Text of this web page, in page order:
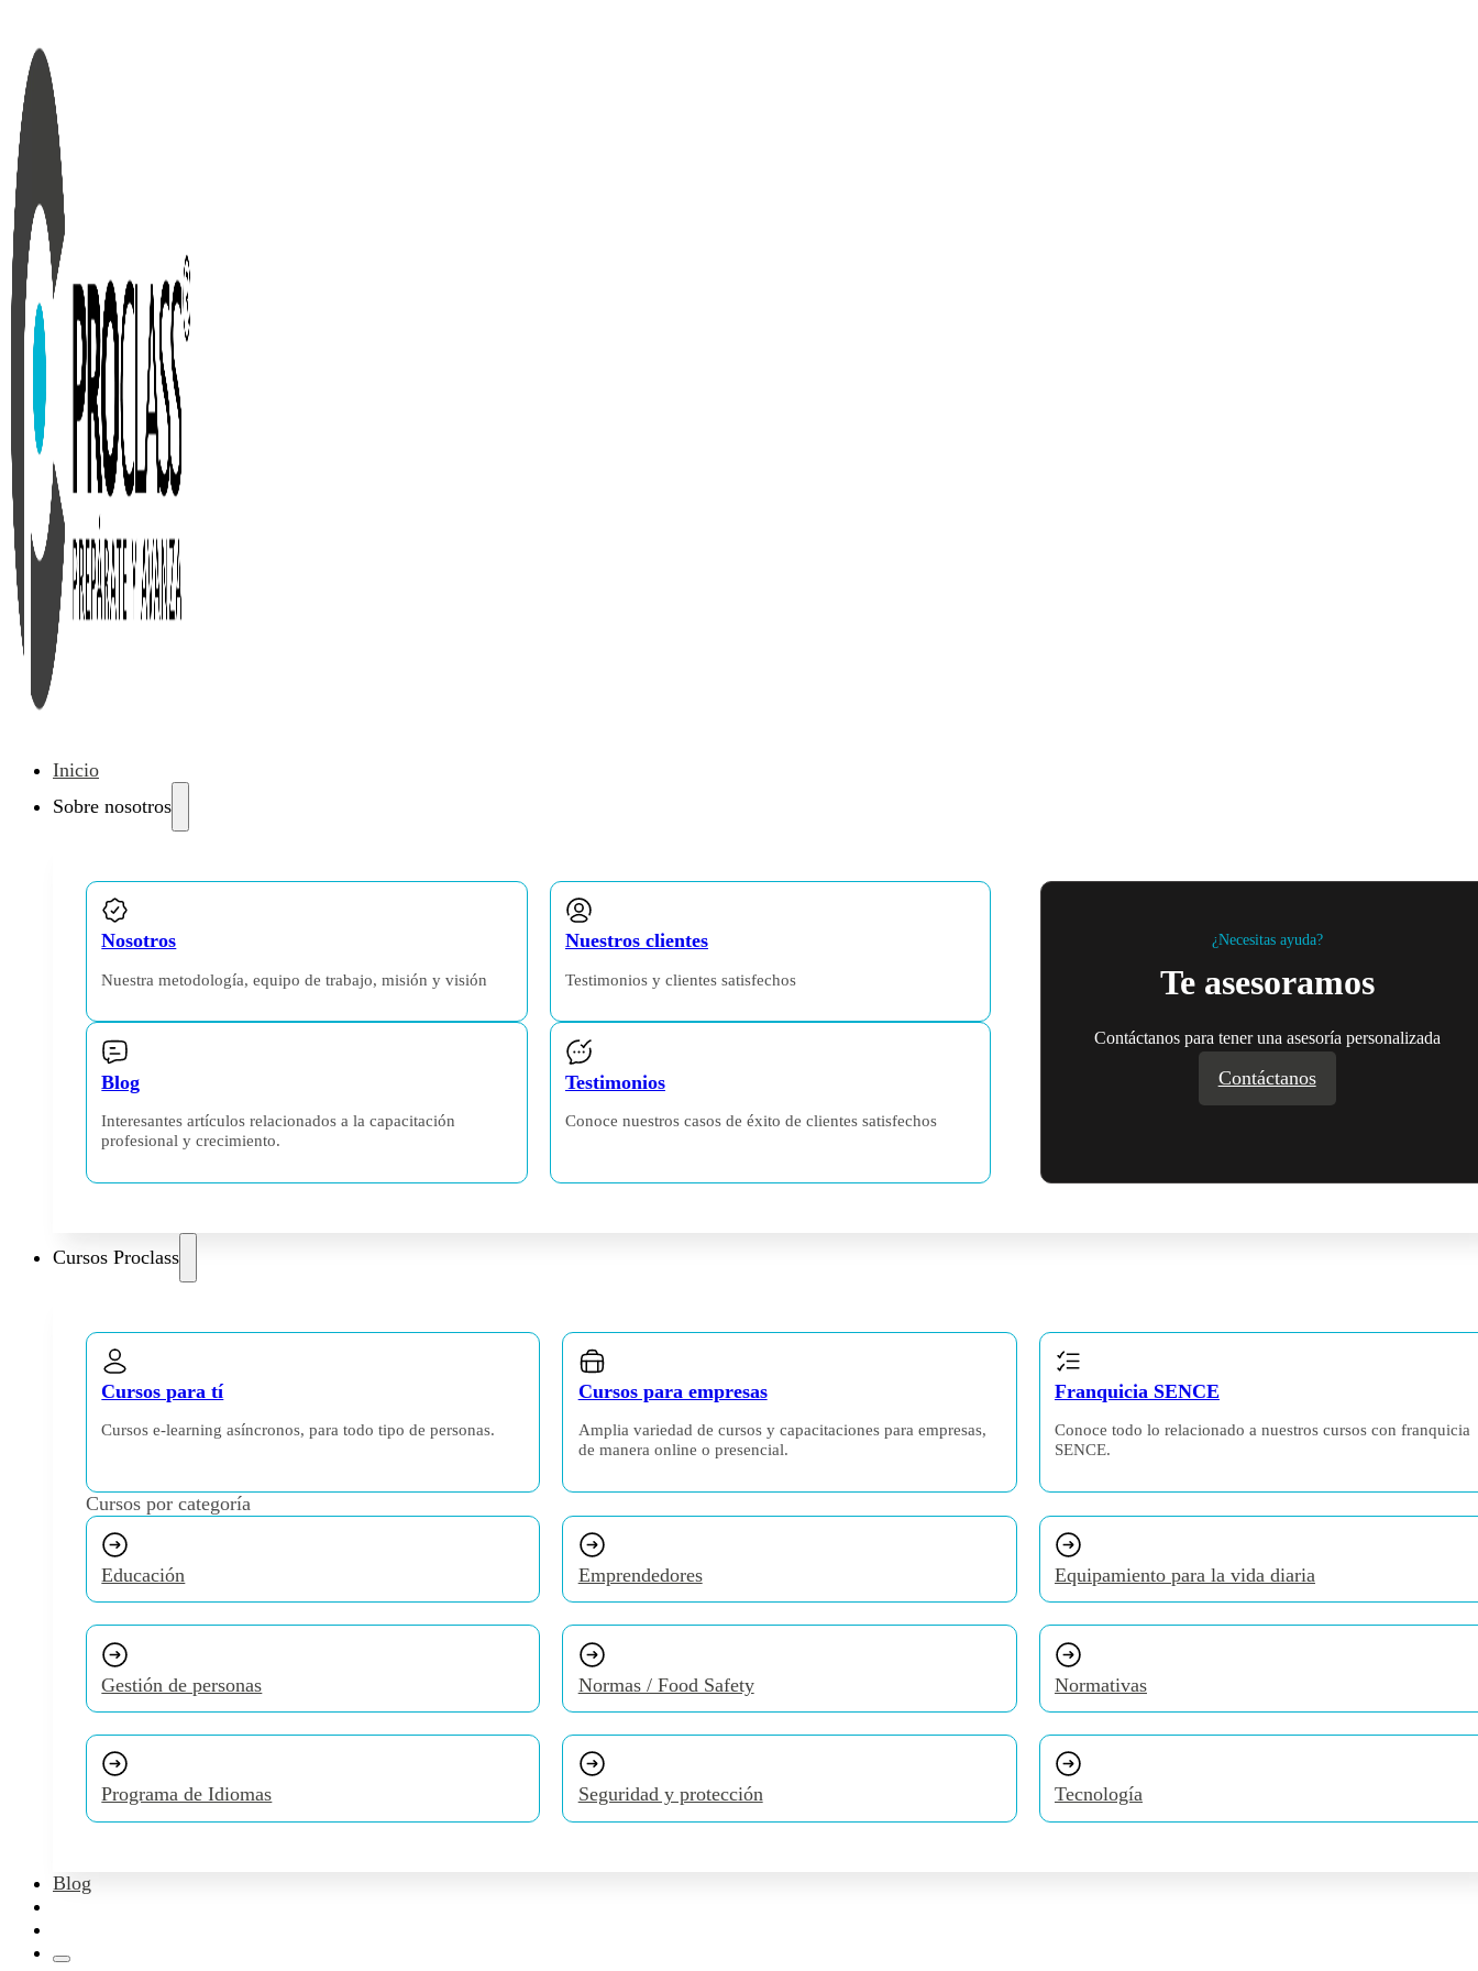
Inicio
Sobre nosotros
Nosotros
Nuestra metodología, equipo de trabajo, misión y visión
Nuestros clientes
Testimonios y clientes satisfechos
Blog
Interesantes artículos relacionados a la capacitación
profesional y crecimiento.
Testimonios
Conoce nuestros casos de éxito de clientes satisfechos
¿Necesitas ayuda?
Te asesoramos
Contáctanos para tener una asesoría personalizada
Contáctanos
Cursos Proclass
Cursos para tí
Cursos e-learning asíncronos, para todo tipo de personas.
Cursos para empresas
Amplia variedad de cursos y capacitaciones para empresas,
de manera online o presencial.
Franquicia SENCE
Conoce todo lo relacionado a nuestros cursos con franquicia
SENCE.
Cursos por categoría
Educación Emprendedores Equipamiento para la vida diaria
Gestión de personas Normas / Food Safety Normativas
Programa de Idiomas Seguridad y protección Tecnología
Blog